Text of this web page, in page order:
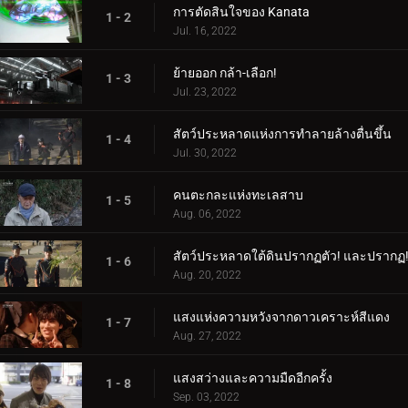
1 - 2 การตัดสินใจของ Kanata
Jul. 16, 2022
1 - 3 ย้ายออก กล้า-เลือก!
Jul. 23, 2022
1 - 4 สัตว์ประหลาดแห่งการทำลายล้างตื่นขึ้น
Jul. 30, 2022
1 - 5 คนตะกละแห่งทะเลสาบ
Aug. 06, 2022
1 - 6 สัตว์ประหลาดใต้ดินปรากฏตัว! และปรากฏ!
Aug. 20, 2022
1 - 7 แสงแห่งความหวังจากดาวเคราะห์สีแดง
Aug. 27, 2022
1 - 8 แสงสว่างและความมืดอีกครั้ง
Sep. 03, 2022